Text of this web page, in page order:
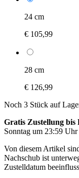
24 cm
€ 105,99
28 cm
€ 126,99
Noch 3 Stück auf
Gratis Zustellung bis
Sonntag um 23:59 Uhr
Von diesem Artikel
Nachschub ist
Zustelldatum